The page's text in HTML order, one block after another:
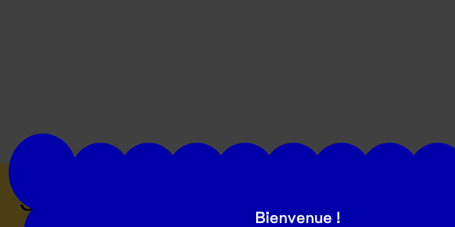
Suivez toutes les actualités du Grand T :
Bienvenue !